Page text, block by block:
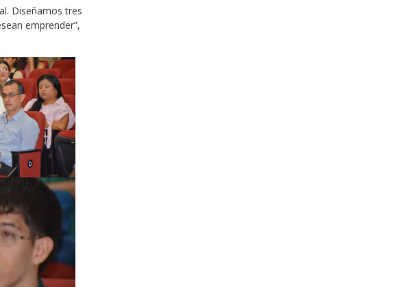
Diseñamos tres
emprender”,